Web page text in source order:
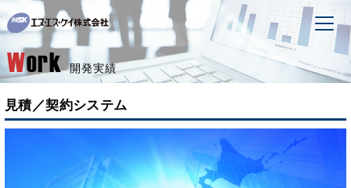
Work 開発実績
見積／契約システム